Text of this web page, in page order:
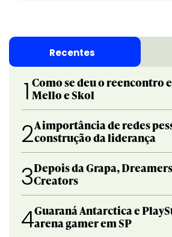
Recentes
1 Como se deu o reencontro
Mello e Skol
2A importância de redes
construção da liderança
3Depois da Grapa,
Creators
4Guaraná Antarctica e
arena gamer em SP